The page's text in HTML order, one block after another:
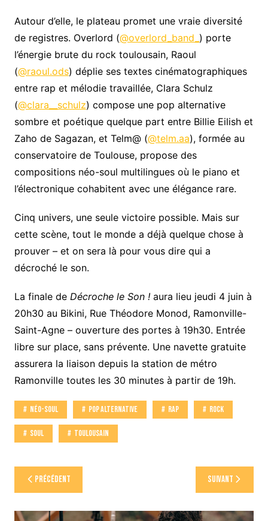
Autour d’elle, le plateau promet une vraie diversité
de registres. Overlord (@overlord_band_ ) porte
l’énergie brute du rock toulousain, Raoul
(@raoul.ods) déplie ses textes cinématographiques
entre rap et mélodie travaillée, Clara Schulz
(@clara__schulz) compose une pop alternative
sombre et poétique quelque part entre Billie Eilish et
Zaho de Sagazan, et Telm@ (@telm.aa), formée au
conservatoire de Toulouse, propose des
compositions néo-soul multilingues où le piano et
l’électronique cohabitent avec une élégance rare.
Cinq univers, une seule victoire possible. Mais sur
cette scène, tout le monde a déjà quelque chose à
prouver – et on sera là pour vous dire qui a
décroché le son.
La finale de Décroche le Son !aura lieu jeudi 4 juin à
20h30 au Bikini, Rue Théodore Monod, Ramonville-
Saint-Agne – ouverture des portes à 19h30. Entrée
libre sur place, sans prévente. Une navette gratuite
assurera la liaison depuis la station de métro
Ramonville toutes les 30 minutes à partir de 19h.
Néo-Soul Pop Alternative Rap Rock
Soul Toulousain
Navigation
de
l’article
Précédent Suivant